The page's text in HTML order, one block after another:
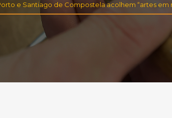
e Santiago de Compostela acolhem “artes em